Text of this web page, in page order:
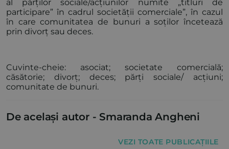
al părților sociale/acțiunilor numite „titluri de
participare” în cadrul societății comerciale”, în cazul
în care comunitatea de bunuri a soților încetează
prin divorț sau deces.
Cuvinte-cheie: asociat; societate comercială;
căsătorie; divorț; deces; părți sociale/ acțiuni;
comunitate de bunuri.
De același autor - Smaranda Angheni
VEZI TOATE PUBLICAȚIILE